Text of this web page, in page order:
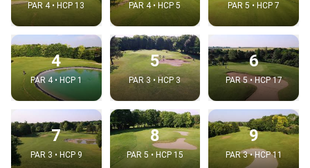
PAR 4 • HCP 13 PAR 4 • HCP 5 PAR 5 • HCP 7
4
PAR 4 • HCP 1
5
PAR 3 • HCP 3
6
PAR 5 • HCP 17
7
PAR 3 • HCP 9
8
PAR 5 • HCP 15
9
PAR 3 • HCP 11